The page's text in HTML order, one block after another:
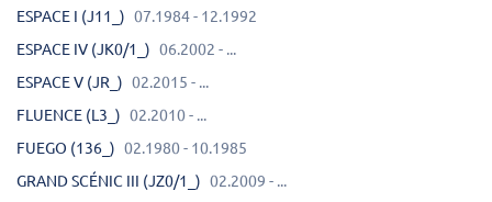
ESPACE I (J11_) 07.1984 - 12.1992
ESPACE IV (JK0/1_) 06.2002 - ...
ESPACE V (JR_) 02.2015 - ...
FLUENCE (L3_) 02.2010 - ...
FUEGO (136_) 02.1980 - 10.1985
GRAND SCÉNIC III (JZ0/1_) 02.2009 - ...